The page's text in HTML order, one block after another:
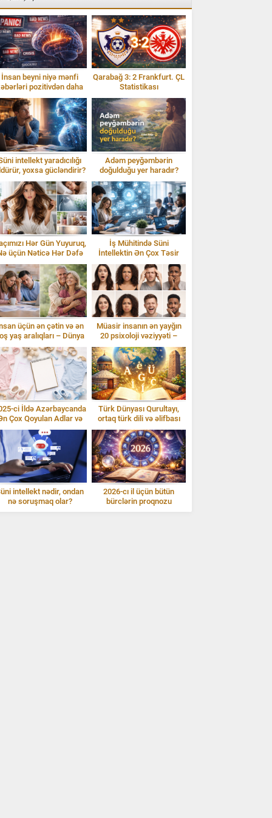
İnsan beyni niyə mənfi
pozitivdən daha
tez qəbul edir?
Qarabağ 3: 2 Frankfurt. ÇL
Statistikası
intellekt yaradıcılığı
yoxsa gücləndirir?
Adəm peyğəmbərin
doğulduğu yer haradır?
İddialar və sübutlar
Hər Gün Yuyuruq,
üçün Nəticə Hər Dəfə
Fərqli Olur?
İş Mühitində Süni
İntellektin Ən Çox Təsir
Etdiyi 10 Peşə
üçün ən çətin və ən
yaş aralıqları – Dünya
statistikası
Müasir insanın ən yayğın
20 psixoloji vəziyyəti –
izahlarla
ci İldə Azərbaycanda
Çox Qoyulan Adlar və
İzahı
Türk Dünyası Qurultayı,
ortaq türk dili və əlifbası
intellekt nədir, ondan
nə soruşmaq olar?
Gündəlik istifadə
2026-cı il üçün bütün
bürclərin proqnozu